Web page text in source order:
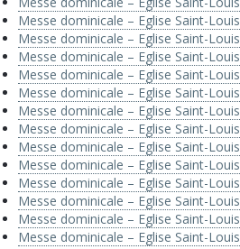
Messe dominicale – Eglise Saint-Louis
Messe dominicale – Eglise Saint-Louis
Messe dominicale – Eglise Saint-Louis
Messe dominicale – Eglise Saint-Louis
Messe dominicale – Eglise Saint-Louis
Messe dominicale – Eglise Saint-Louis
Messe dominicale – Eglise Saint-Louis
Messe dominicale – Eglise Saint-Louis
Messe dominicale – Eglise Saint-Louis
Messe dominicale – Eglise Saint-Louis
Messe dominicale – Eglise Saint-Louis
Messe dominicale – Eglise Saint-Louis
Messe dominicale – Eglise Saint-Louis